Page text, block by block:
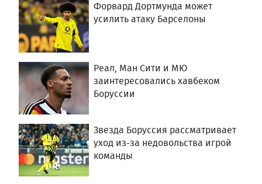
Форвард Дортмунда может
усилить атаку Барселоны
Реал, Ман Сити и МЮ
заинтересовались хавбеком
Боруссии
Звезда Боруссия рассматривает
уход из-за недовольства игрой
команды